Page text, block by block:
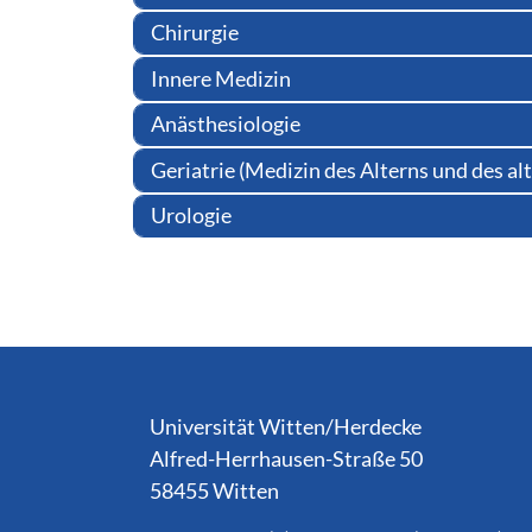
Chirurgie
Innere Medizin
Anästhesiologie
Geriatrie (Medizin des Alterns und des
Urologie
Universität Witten/Herdecke
Alfred-Herrhausen-Straße 50
58455 Witten